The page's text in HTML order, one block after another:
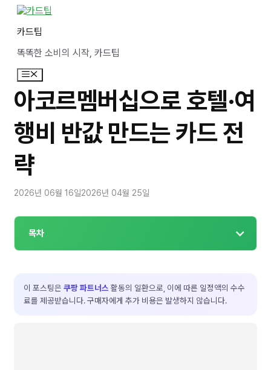
카드팁
똑똑한 소비의 시작, 카드팁
메
뉴
아코르멤버십으로 호텔·여
행비 반값 만드는 카드 전
략
2026년 06월 16일2026년 04월 25일
목차
이 포스팅은 쿠팡 파트너스 활동의 일환으로, 이에 따른 일정액의 수수
료를 제공받습니다. 구매자에게 추가 비용은 발생하지 않습니다.